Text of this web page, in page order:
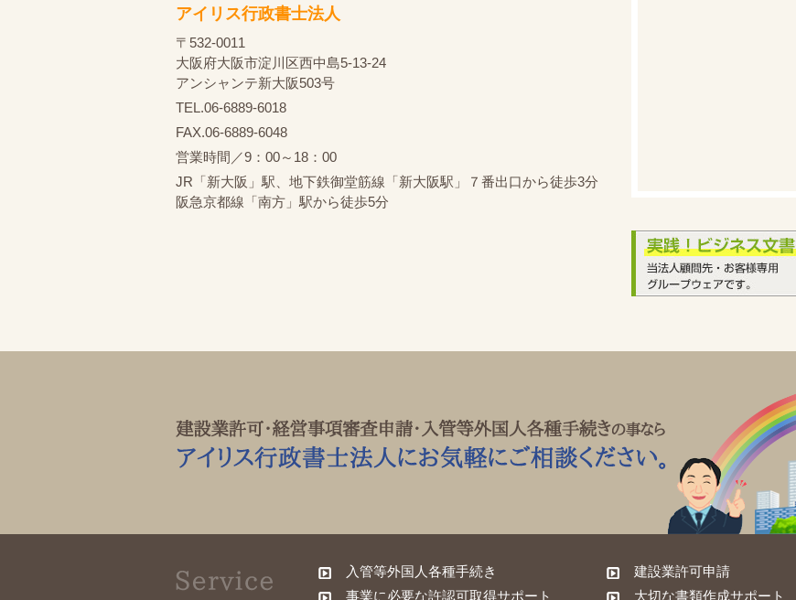
アイリス行政書士法人
〒532-0011
大阪府大阪市淀川区西中島5-13-24
アンシャンテ新大阪503号
TEL.06-6889-6018
FAX.06-6889-6048
営業時間／9：00～18：00
JR「新大阪」駅、地下鉄御堂筋線「新大阪駅」７番出口から徒歩3分
阪急京都線「南方」駅から徒歩5分
入管等外国人各種手続き
事業に必要な許認可取得サポート
建設業許可申請
大切な書類作成サポート